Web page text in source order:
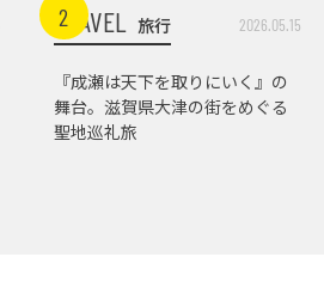
2
TRAVEL 旅行 2026.05.15
『成瀬は天下を取りにいく』の
舞台。滋賀県大津の街をめぐる
聖地巡礼旅